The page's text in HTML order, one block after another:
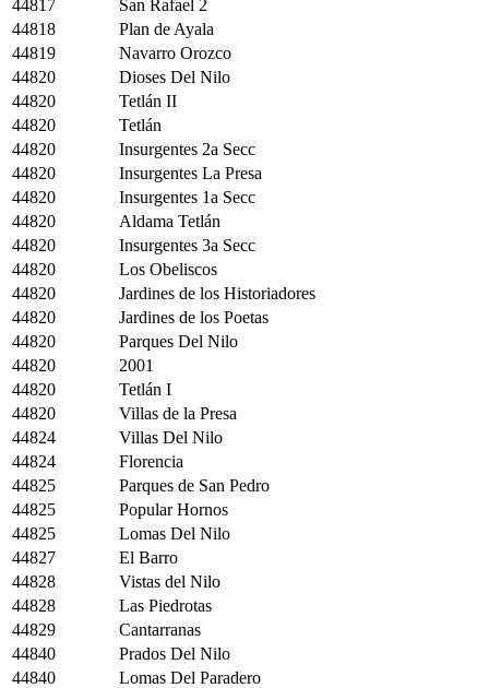
44817
San Rafael 2
44818
Plan de Ayala
44819
Navarro Orozco
44820
Dioses Del Nilo
44820
Tetlán II
44820
Tetlán
44820
Insurgentes 2a Secc
44820
Insurgentes La Presa
44820
Insurgentes 1a Secc
44820
Aldama Tetlán
44820
Insurgentes 3a Secc
44820
Los Obeliscos
44820
Jardines de los Historiadores
44820
Jardines de los Poetas
44820
Parques Del Nilo
44820
2001
44820
Tetlán I
44820
Villas de la Presa
44824
Villas Del Nilo
44824
Florencia
44825
Parques de San Pedro
44825
Popular Hornos
44825
Lomas Del Nilo
44827
El Barro
44828
Vistas del Nilo
44828
Las Piedrotas
44829
Cantarranas
44840
Prados Del Nilo
44840
Lomas Del Paradero